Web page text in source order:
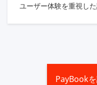
ユーザー体験を重視し
PayBook